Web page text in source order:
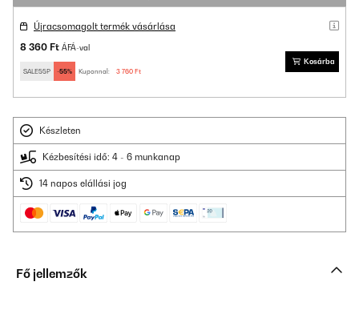
Újracsomagolt termék vásárlása
8 360 Ft ÁFÁ-val
SALE55P -55% Kuponnal: 3 760 Ft
Kosárba
Készleten
Kézbesítési idő: 4 - 6 munkanap
14 napos elállási jog
Fő jellemzők